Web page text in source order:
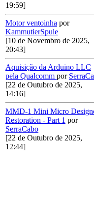
19:59]
Motor ventoinha por
KammutierSpule
[10 de Novembro de 2025,
20:43]
Aquisição da Arduino LLC
pela Qualcomm por
[22 de Outubro de 2025,
14:16]
MMD-1 Mini Micro
Restoration - Part 1 por
SerraCabo
[22 de Outubro de 2025,
12:44]